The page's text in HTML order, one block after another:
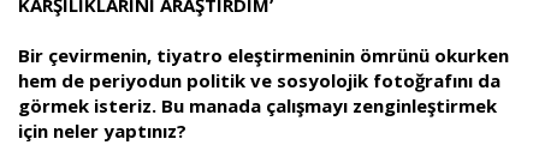
KARŞILIKLARINI ARAŞTIRDIM’
Bir çevirmenin, tiyatro eleştirmeninin ömrünü okurken
hem de periyodun politik ve sosyolojik fotoğrafını da
görmek isteriz. Bu manada çalışmayı zenginleştirmek
için neler yaptınız?